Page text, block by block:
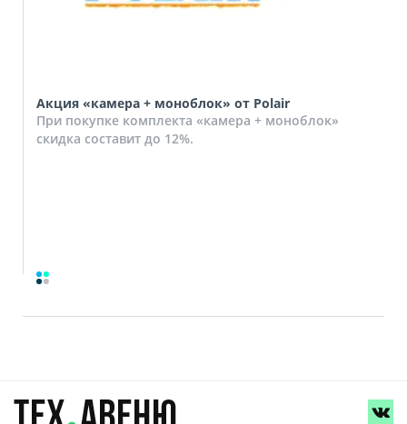
Акция «камера + моноблок» от Polair
При покупке комплекта «камера + моноблок»
скидка составит до 12%.